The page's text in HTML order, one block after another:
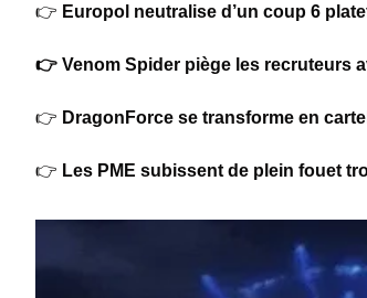
👉 Europol neutralise d’un coup 6
👉 Venom Spider piège les recruteurs
👉 DragonForce se transforme en
👉 Les PME subissent de plein fouet